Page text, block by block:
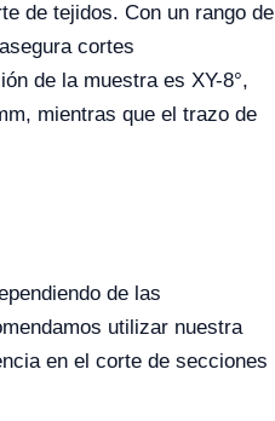
de tejidos. Con un rango de
cortes
de la muestra es XY-8°,
mientras que el trazo de
de las
utilizar nuestra
en el corte de secciones